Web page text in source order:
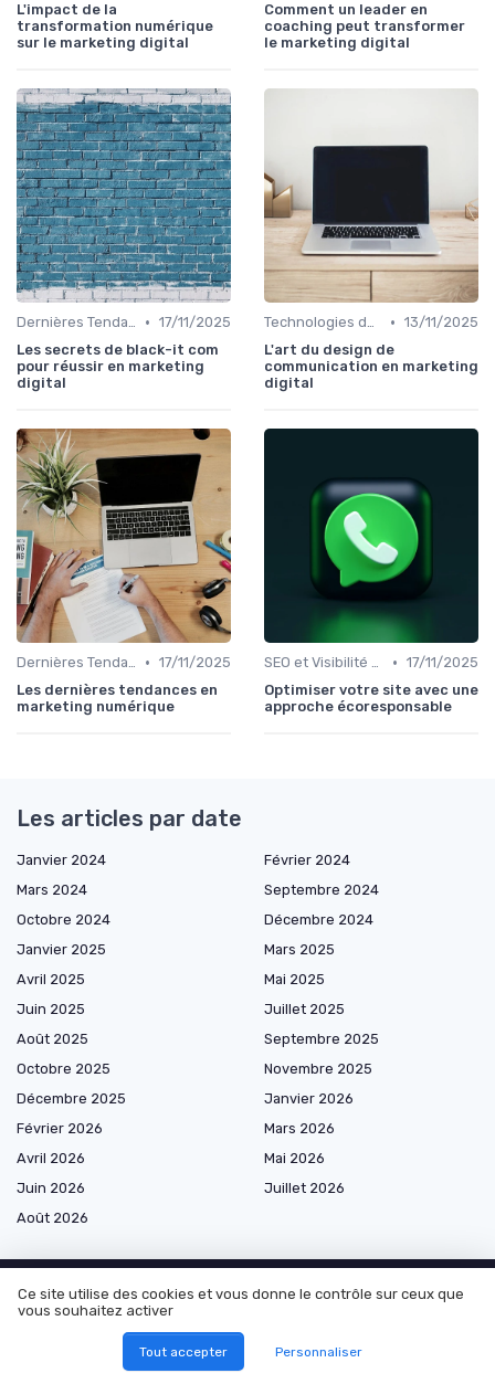
L'impact de la
transformation numérique
sur le marketing digital
Comment un leader en
coaching peut transformer
le marketing digital
Dernières Tendances en Marketing Digital • 17/11/2025
Les secrets de black-it com
pour réussir en marketing
digital
Technologies de Marketing Digital • 13/11/2025
L'art du design de
communication en marketing
digital
Dernières Tendances en Marketing Digital • 17/11/2025
Les dernières tendances en
marketing numérique
SEO et Visibilité en Ligne • 17/11/2025
Optimiser votre site avec une
approche écoresponsable
Les articles par date
Janvier 2024
Février 2024
Mars 2024
Septembre 2024
Octobre 2024
Décembre 2024
Janvier 2025
Mars 2025
Avril 2025
Mai 2025
Juin 2025
Juillet 2025
Août 2025
Septembre 2025
Octobre 2025
Novembre 2025
Décembre 2025
Janvier 2026
Février 2026
Mars 2026
Avril 2026
Mai 2026
Juin 2026
Juillet 2026
Août 2026
Interview de Margot Hannedouche de La Raiponse : Accélérer les
Ce site utilise des cookies et vous donne le contrôle sur ceux que
vous souhaitez activer
Tout accepter Personnaliser